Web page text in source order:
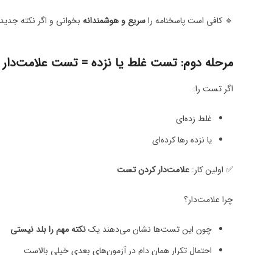
🔹 کافی است پاسخنامه راسریع و هوشمندانه بخوانی و اگر نکته
مرحله دوم: تست غلط یا نزده = تست علامت‌دار
اگر تست را:
غلط زده‌ای
یا نزده رها کرده‌ای
✅ اولین کار: علامت‌دار کردن تست
چرا علامت‌دار؟
چون این تست‌ها نشان می‌دهند یکنکته مهم را بلد نیستی
احتمال تکرار همان دام در آزمون‌های بعدی خیلی بالاست